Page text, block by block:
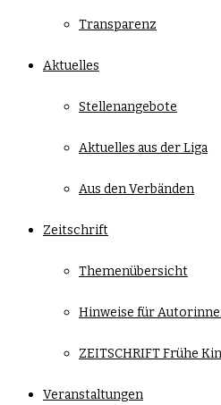
Transparenz
Aktuelles
Stellenangebote
Aktuelles aus der Liga
Aus den Verbänden
Zeitschrift
Themenübersicht
Hinweise für
ZEITSCHRIFT Frühe
Veranstaltungen